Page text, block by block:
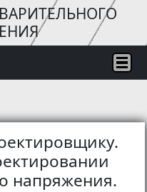
напряжения.